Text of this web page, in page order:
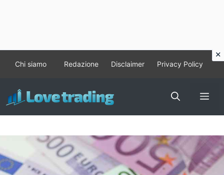
contenuto
Chi siamo Redazione Disclaimer Privacy Policy